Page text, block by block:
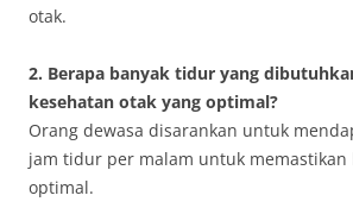
otak.
2. Berapa banyak tidur yang
kesehatan otak yang optimal?
Orang dewasa disarankan untuk
jam tidur per malam untuk memastikan
optimal.